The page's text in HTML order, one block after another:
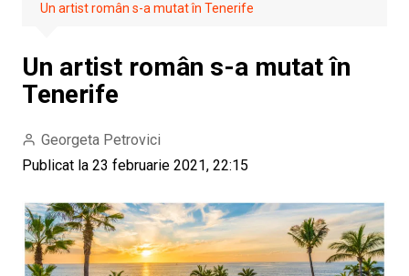
Un artist român s-a mutat în Tenerife
Un artist român s-a mutat în
Tenerife
Georgeta Petrovici
Publicat la 23 februarie 2021, 22:15